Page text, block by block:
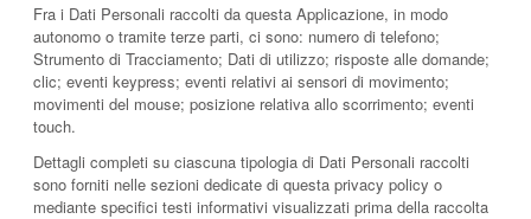
Fra i Dati Personali raccolti da questa Applicazione, in modo
autonomo o tramite terze parti, ci sono: numero di telefono;
Strumento di Tracciamento; Dati di utilizzo; risposte alle domande;
clic; eventi keypress; eventi relativi ai sensori di movimento;
movimenti del mouse; posizione relativa allo scorrimento; eventi
touch.
Dettagli completi su ciascuna tipologia di Dati Personali raccolti
sono forniti nelle sezioni dedicate di questa privacy policy o
mediante specifici testi informativi visualizzati prima della raccolta